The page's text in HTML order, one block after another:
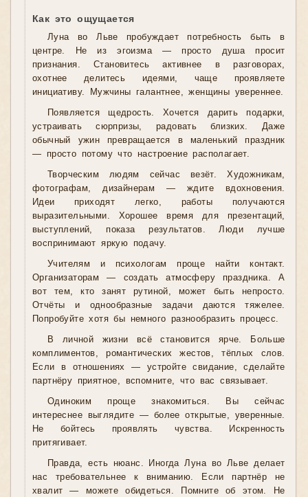
Как это ощущается
Луна во Льве пробуждает потребность быть в
центре. Не из эгоизма — просто душа просит
признания. Становитесь активнее в разговорах,
охотнее делитесь идеями, чаще проявляете
инициативу. Мужчины галантнее, женщины увереннее.
Появляется щедрость. Хочется дарить подарки,
устраивать сюрпризы, радовать близких. Даже
обычный ужин превращается в маленький праздник
— просто потому что настроение располагает.
Творческим людям сейчас везёт. Художникам,
фотографам, дизайнерам — ждите вдохновения.
Идеи приходят легко, работы получаются
выразительными. Хорошее время для презентаций,
выступлений, показа результатов. Люди лучше
воспринимают яркую подачу.
Учителям и психологам проще найти контакт.
Организаторам — создать атмосферу праздника. А
вот тем, кто занят рутиной, может быть непросто.
Отчёты и однообразные задачи даются тяжелее.
Попробуйте хотя бы немного разнообразить процесс.
В личной жизни всё становится ярче. Больше
комплиментов, романтических жестов, тёплых слов.
Если в отношениях — устройте свидание, сделайте
партнёру приятное, вспомните, что вас связывает.
Одиноким проще знакомиться. Вы сейчас
интереснее выглядите — более открытые, уверенные.
Не бойтесь проявлять чувства. Искренность
притягивает.
Правда, есть нюанс. Иногда Луна во Льве делает
нас требовательнее к вниманию. Если партнёр не
хвалит — можете обидеться. Помните об этом. Не